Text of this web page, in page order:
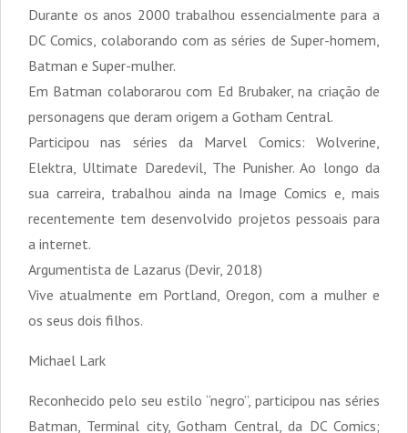
Durante os anos 2000 trabalhou essencialmente para a
DC Comics, colaborando com as séries de Super-homem,
Batman e Super-mulher.
Em Batman colaborarou com Ed Brubaker, na criação de
personagens que deram origem a Gotham Central.
Participou nas séries da Marvel Comics: Wolverine,
Elektra, Ultimate Daredevil, The Punisher. Ao longo da
sua carreira, trabalhou ainda na Image Comics e, mais
recentemente tem desenvolvido projetos pessoais para
a internet.
Argumentista de Lazarus (Devir, 2018)
Vive atualmente em Portland, Oregon, com a mulher e
os seus dois filhos.
Michael Lark
Reconhecido pelo seu estilo “negro”, participou nas séries
Batman, Terminal city, Gotham Central, da DC Comics;